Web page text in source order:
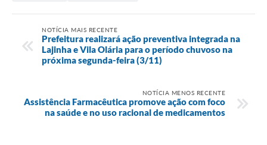
NOTÍCIA MAIS RECENTE
Prefeitura realizará ação preventiva integrada na
Lajinha e Vila Olária para o período chuvoso na
próxima segunda-feira (3/11)
NOTÍCIA MENOS RECENTE
Assistência Farmacêutica promove ação com foco
na saúde e no uso racional de medicamentos